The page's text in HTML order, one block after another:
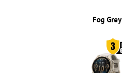
Fog Grey